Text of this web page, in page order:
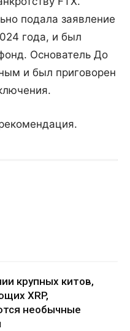
подала заявление
года, и был
Основатель До
и был приговорен
крупных китов,
XRP,
необычные